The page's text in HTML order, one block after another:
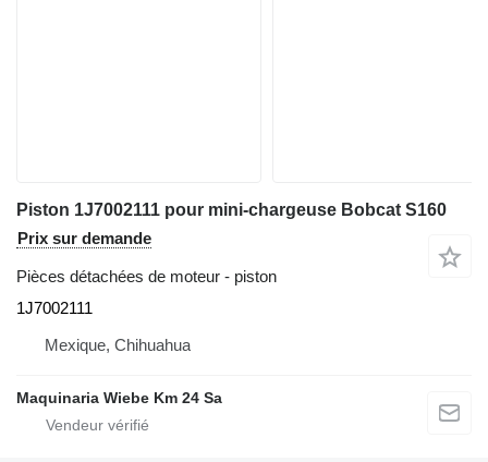
Piston 1J7002111 pour mini-chargeuse Bobcat S160
Prix sur demande
Pièces détachées de moteur - piston
1J7002111
Mexique, Chihuahua
Maquinaria Wiebe Km 24 Sa